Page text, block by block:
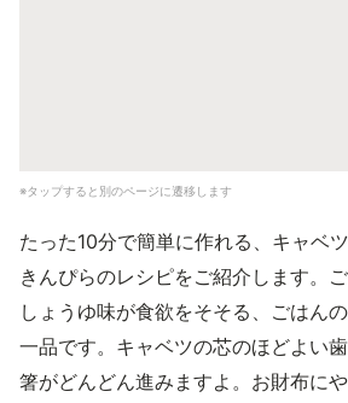
※タップすると別のページに遷移します
たった10分で簡単に作れる、キャベ
きんぴらのレシピをご紹介します。
しょうゆ味が食欲をそそる、ごはん
一品です。キャベツの芯のほどよい
箸がどんどん進みますよ。お財布に